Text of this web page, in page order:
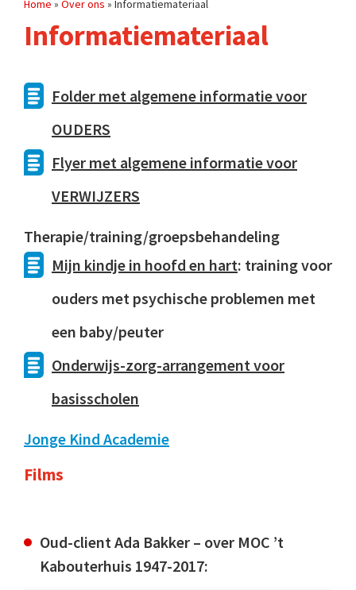
Home » Over ons » Informatiemateriaal
Informatiemateriaal
Folder met algemene informatie voor
OUDERS
Flyer met algemene informatie voor
VERWIJZERS
Therapie/training/groepsbehandeling
Mijn kindje in hoofd en hart: training voor
ouders met psychische problemen met
een baby/peuter
Onderwijs-zorg-arrangement voor
basisscholen
Jonge Kind Academie
Films
Oud-client Ada Bakker – over MOC ’t
Kabouterhuis 1947-2017: